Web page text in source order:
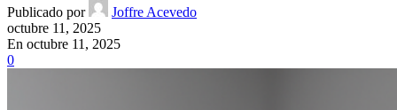
Publicado por
Joffre Acevedo
octubre 11, 2025
En octubre 11, 2025
0